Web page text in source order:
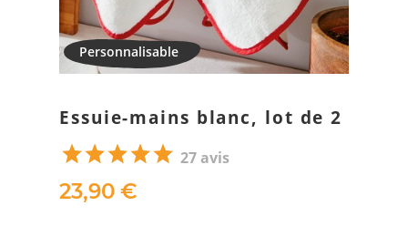
Essuie-mains blanc, lot de 2
27 avis
23,90 €